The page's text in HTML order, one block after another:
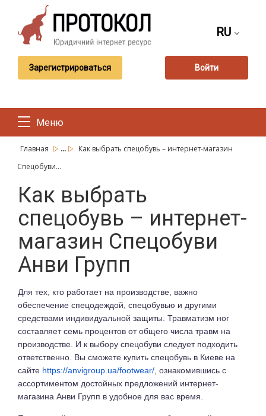
RU
Зарегистрироваться Войти
Меню
Главная ...
Как выбрать спецобувь – интернет-магазин
Спецобуви...
Как выбрать
спецобувь – интернет-
магазин Спецобуви
Анви Групп
Для тех, кто работает на производстве, важно
обеспечение спецодеждой, спецобувью и другими
средствами индивидуальной защиты. Травматизм ног
составляет семь процентов от общего числа травм на
производстве. И к выбору спецобуви следует подходить
ответственно. Вы сможете купить спецобувь в Киеве на
сайте https://anvigroup.ua/footwear/ , ознакомившись с
ассортиментом достойных предложений интернет-
магазина Анви Групп в удобное для вас время.